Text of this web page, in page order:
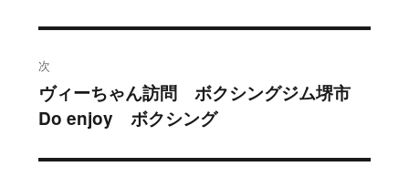
ー
シ
ョ
次
次
の
ヴィーちゃん訪問 ボクシングジム堺市
Do enjoy ボクシング